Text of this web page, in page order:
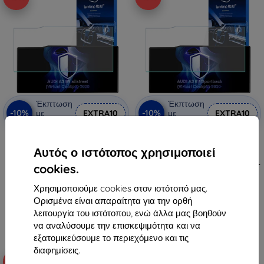
Αυτός ο ιστότοπος χρησιμοποιεί
cookies.
Χρησιμοποιούμε cookies στον ιστότοπό μας.
Ορισμένα είναι απαραίτητα για την ορθή
λειτουργία του ιστότοπου, ενώ άλλα μας βοηθούν
να αναλύσουμε την επισκεψιμότητα και να
εξατομικεύσουμε το περιεχόμενο και τις
διαφημίσεις.
-10%
Έκπτωση
με
EXTRA10
Προστατευτική Μεμβράνη για
Κεντρική Οθόνη AUDI A3 8Y
allstreet (Virtual Cockpit) 2020-
36,90 €
33,21 €
Διαθέσιμο 2 τεμ
-10%
Έκπτωση
με
EXTRA10
Προστατευτική Μεμβράνη για
Κεντρική Οθόνη AUDI A3 8Y
Sportback (Virtual Cockpit) 2020-
33,21 €
Διαθέσιμο 1 τεμ